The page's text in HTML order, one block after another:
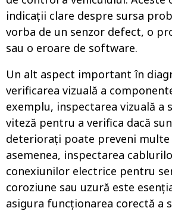
indicații clare despre sursa
vorba de un senzor defect, o
sau o eroare de software.
Un alt aspect important în
verificarea vizuală a
exemplu, inspectarea vizuală a
viteză pentru a verifica dacă
deteriorați poate preveni multe
asemenea, inspectarea
conexiunilor electrice pentru
coroziune sau uzură este
asigura funcționarea corectă a